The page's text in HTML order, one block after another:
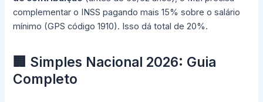
complementar o INSS pagando mais 15% sobre o salário
mínimo (GPS código 1910). Isso dá total de 20%.
🏢 Simples Nacional 2026: Guia
Completo